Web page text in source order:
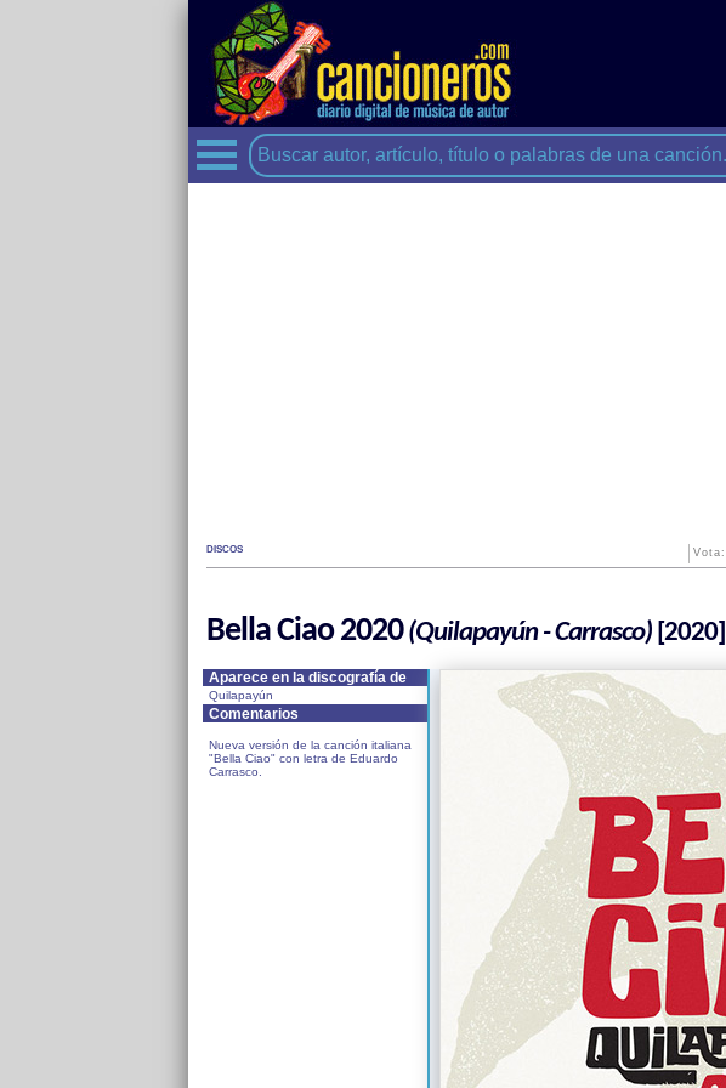
DISCOS Vota:
Bella Ciao 2020(Quilapayún - Carrasco)[2020]
Aparece en la discografía de
Quilapayún
Comentarios
Nueva versión de la canción italiana
"Bella Ciao" con letra de Eduardo
Carrasco.